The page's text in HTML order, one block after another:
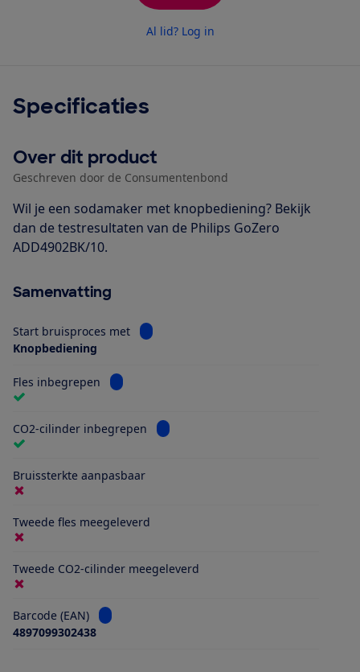
Al lid? Log in
Specificaties
Over dit product
Geschreven door de Consumentenbond
Wil je een sodamaker met knopbediening? Bekijk
dan de testresultaten van de Philips GoZero
ADD4902BK/10.
Samenvatting
Start bruisproces met
Bekijk informatie voor Start bruisproces
Knopbediening
Fles inbegrepen Bekijk informatie voor Fles inbegrepen
CO2-cilinder inbegrepen Bekijk informatie voor CO2-cilinder
Bruissterkte aanpasbaar
Tweede fles meegeleverd
Tweede CO2-cilinder meegeleverd
Barcode (EAN)
Bekijk informatie voor Barcode (EAN)
4897099302438